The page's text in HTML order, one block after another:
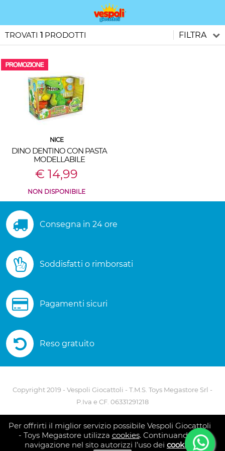
Per offrirti il miglior servizio possibile Vespoli Giocattoli
- Toys Megastore utilizza cookies. Continuando la
navigazione nel sito autorizzi l’uso dei cookies
TROVATI 1 PRODOTTI FILTRA
NICE
DINO DENTINO CON PASTA
MODELLABILE
€ 14,99
NON DISPONIBILE
Consegna in 24 ore
Soddisfatti o rimborsati
Pagamenti sicuri
Reso gratuito
Copyright 2019 - Vespoli Giocattoli - T.M.S. Toys Megastore Srl -
P.Iva e CF. 06331291218